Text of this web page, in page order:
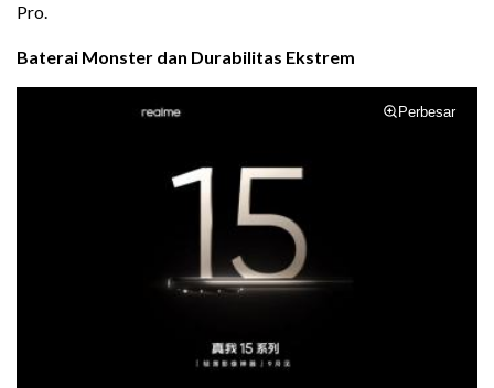
Pro.
Baterai Monster dan Durabilitas Ekstrem
Perbesar